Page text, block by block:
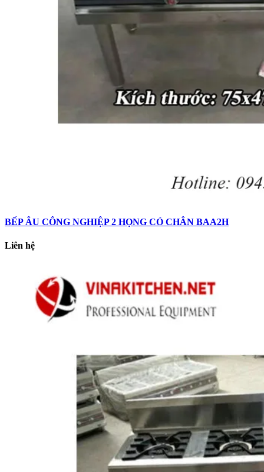
BẾP ÂU CÔNG NGHIỆP 2 HỌNG CÓ CHÂN BAA2H
Liên hệ